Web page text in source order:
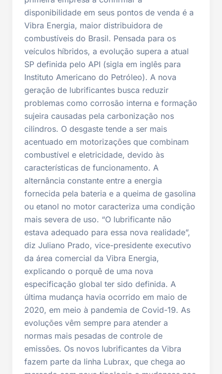
disponibilidade em seus pontos de venda é a
Vibra Energia, maior distribuidora de
combustíveis do Brasil. Pensada para os
veículos híbridos, a evolução supera a atual
SP definida pelo API (sigla em inglês para
Instituto Americano do Petróleo). A nova
geração de lubrificantes busca reduzir
problemas como corrosão interna e formação
sujeira causadas pela carbonização nos
cilindros. O desgaste tende a ser mais
acentuado em motorizações que combinam
combustível e eletricidade, devido às
características de funcionamento. A
alternância constante entre a energia
fornecida pela bateria e a queima de gasolina
ou etanol no motor caracteriza uma condição
mais severa de uso. “O lubrificante não
estava adequado para essa nova realidade”,
diz Juliano Prado, vice-presidente executivo
da área comercial da Vibra Energia,
explicando o porquê de uma nova
especificação global ter sido definida. A
última mudança havia ocorrido em maio de
2020, em meio à pandemia de Covid-19. As
evoluções vêm sempre para atender a
normas mais pesadas de controle de
emissões. Os novos lubrificantes da Vibra
fazem parte da linha Lubrax, que chega ao